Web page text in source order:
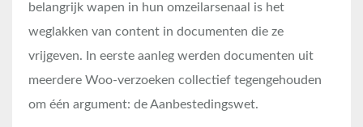
belangrijk wapen in hun omzeilarsenaal is het
weglakken van content in documenten die ze
vrijgeven. In eerste aanleg werden documenten uit
meerdere Woo-verzoeken collectief tegengehouden
om één argument: de Aanbestedingswet.